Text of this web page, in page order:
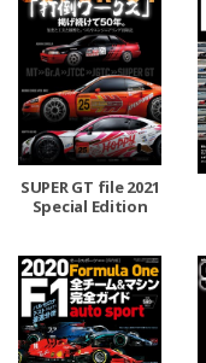
SUPER GT file 2021
Special Edition